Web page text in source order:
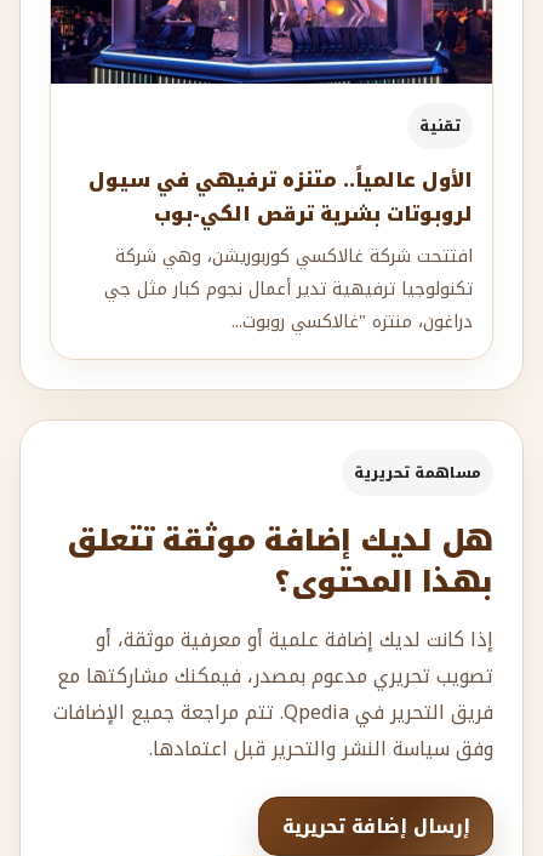
تقنية
الأول عالمياً.. متنزه ترفيهي في سيول
لروبوتات بشرية ترقص الكي-بوب
افتتحت شركة غالاكسي كوربوريشن، وهي شركة
تكنولوجيا ترفيهية تدير أعمال نجوم كبار مثل جي
دراغون، منتزه "غالاكسي روبوت...
مساهمة تحريرية
هل لديك إضافة موثقة تتعلق
بهذا المحتوى؟
إذا كانت لديك إضافة علمية أو معرفية موثقة، أو
تصويب تحريري مدعوم بمصدر، فيمكنك مشاركتها مع
فريق التحرير في Qpedia. تتم مراجعة جميع الإضافات
وفق سياسة النشر والتحرير قبل اعتمادها.
إرسال إضافة تحريرية